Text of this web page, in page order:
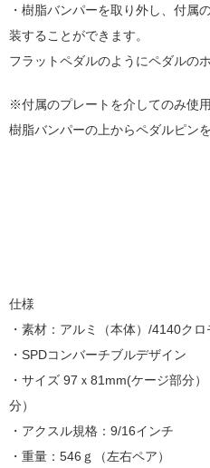
・樹脂バンパーを取り外し、付属
装することができます。
フラットペダルのようにペダルの
※付属のプレートを介してのみ使用
樹脂バンパーの上からペダルピン
仕様
・素材：アルミ（本体）/4140クロ
・SPDコンバーチブルデザイン
・サイズ 97ｘ81mm(ケージ部分
分）
・アクスル規格：9/16インチ
・重量：546ｇ（左右ペア）